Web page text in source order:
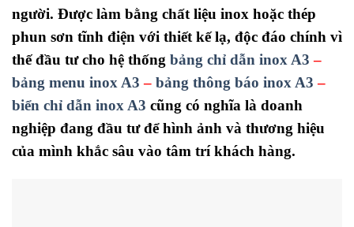
người. Được làm bằng chất liệu inox hoặc thép
phun sơn tĩnh điện với thiết kế lạ, độc đáo chính vì
thế đầu tư cho hệ thống bảng chỉ dẫn inox A3 –
bảng menu inox A3 – bảng thông báo inox A3 –
biển chỉ dẫn inox A3 cũng có nghĩa là doanh
nghiệp đang đầu tư để hình ảnh và thương hiệu
của mình khắc sâu vào tâm trí khách hàng.